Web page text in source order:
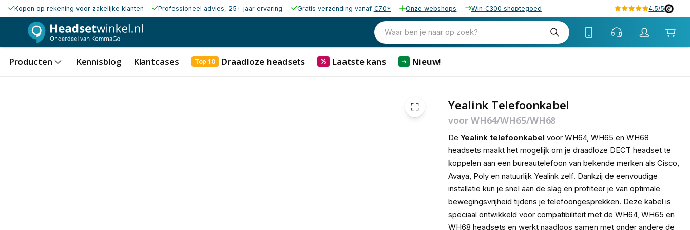
Kopen op rekening voor zakelijke klanten Professioneel advies, 25+ jaar ervaring Gratis verzending vanaf €70* Onze webshops Win €300 shoptegoed 4.5/5
Waar ben je naar op zoek?
Producten Kennisblog Klantcases Top 10 Draadloze headsets % Laatste kans ➜ Nieuw!
Yealink Telefoonkabel
voor WH64/WH65/WH68
DeYealink telefoonkabel voor WH64, WH65 en WH68
headsets maakt het mogelijk om je draadloze DECT headset te
koppelen aan een bureautelefoon van bekende merken als Cisco,
Avaya, Poly en natuurlijk Yealink zelf. Dankzij de eenvoudige
installatie kun je snel aan de slag en profiteer je van optimale
bewegingsvrijheid tijdens je telefoongesprekken. Deze kabel is
speciaal ontwikkeld voor compatibiliteit met de WH64, WH65 en
WH68 headsets en werkt naadloos samen met onder andere de
15,00 excl. btw
18,15 incl. btw